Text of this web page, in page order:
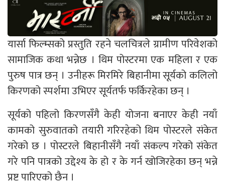
यार्सा फिल्म्सको प्रस्तुति रहने चलचित्रले ग्रामीण परिवेशको
सामाजिक कथा भन्नेछ । थिम पोस्टरमा एक महिला र एक
पुरुष पात्र छन् । उनीहरू मिरमिरे बिहानीमा सूर्यको कलिलो
किरणको स्पर्शमा उभिएर सूर्यतर्फ फर्किरहेका छन् ।
सूर्यको पहिलो किरणसँगै केही योजना बनाएर केही नयाँ
कामको सुरुवातको तयारी गरिरहेको थिम पोस्टरले संकेत
गरेको छ । पोस्टरले बिहानीसँगै नयाँ संकल्प गरेको संकेत
गरे पनि पात्रको उद्देश्य के हो र के गर्न खोजिरहेका छन् भन्ने
प्रष्ट पारिएको छैन ।